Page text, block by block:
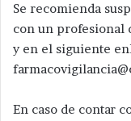
Se recomienda
con un profesional
y en el siguiente
En caso de contar